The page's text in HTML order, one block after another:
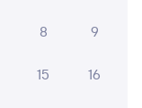
8 9
15 16